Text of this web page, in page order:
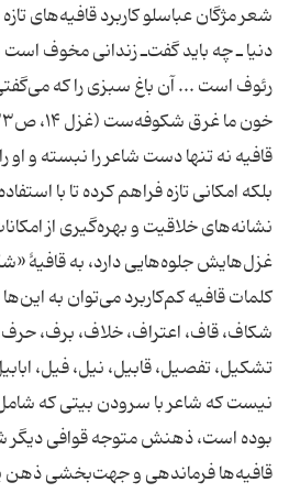
شعر مژگان عباسلو کاربرد قافیه‌های
دنیا ـ چه باید گفت‌ـ زندانی مخوف
رئوف است ... آن باغ سبزی را که
قافیه نه تنها دست شاعر را نبسته و او
بلکه امکانی تازه فراهم کرده تا با
نشانه‌های خلاقیت و بهره‌گیری از
غزل‌هایش جلوه‌هایی دارد، به قافیۀ
کلمات قافیه کم‌کاربرد می‌توان به
شکاف، قاف، اعتراف، خلاف، برف،
تشکیل، تفصیل، قابیل، نیل، فیل،
نیست که شاعر با سرودن بیتی که
بوده است، ذهنش متوجه قوافی دیگر
قافیه‌ها فرماندهی و جهت‌بخشی ذهن